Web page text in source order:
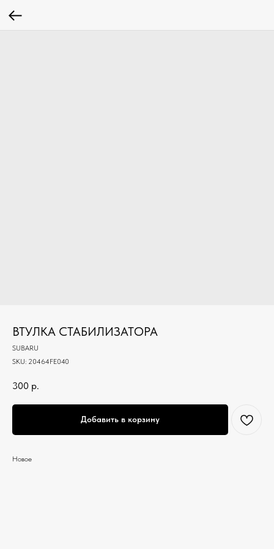
ВТУЛКА СТАБИЛИЗАТОРА
SUBARU
SKU: 20464FE040
300 р.
Добавить в корзину
Новое